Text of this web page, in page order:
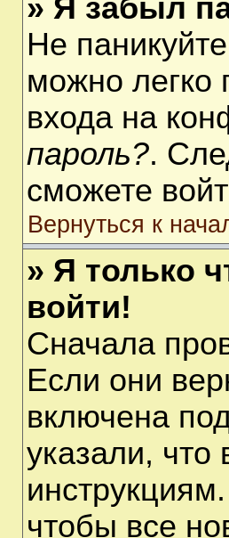
» Я забыл
Не
можно легко
входа на
пароль?.
сможете
Вернуться к
» Я только
войти!
Сначала
Если они
включена
указали,
чтобы все